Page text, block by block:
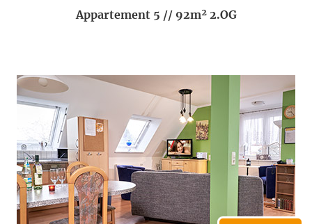
Appartement 5 // 92m² 2.OG